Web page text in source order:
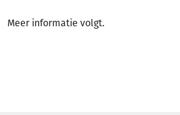
Meer informatie volgt.